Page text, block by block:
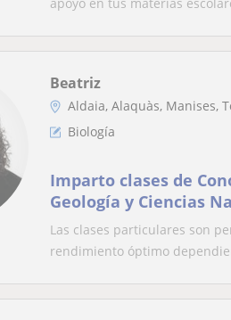
Beatriz
Aldaia, Alaquàs, Manises,
Biología
Imparto clases de
Geología y Ciencias
ESO y Bachillerato
que las clases sean
desplazarme a la casa
Las clases particulares son
rendimiento óptimo